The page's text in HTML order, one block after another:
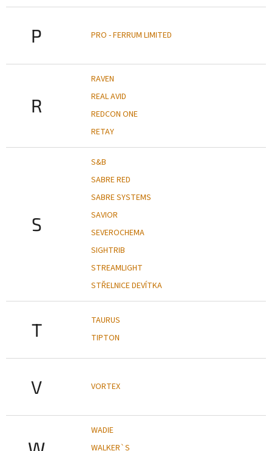
P PRO - FERRUM LIMITED
R
RAVEN
REAL AVID
REDCON ONE
RETAY
S
S&B
SABRE RED
SABRE SYSTEMS
SAVIOR
SEVEROCHEMA
SIGHTRIB
STREAMLIGHT
STŘELNICE DEVÍTKA
T
TAURUS
TIPTON
V VORTEX
WADIE
WALKER`S